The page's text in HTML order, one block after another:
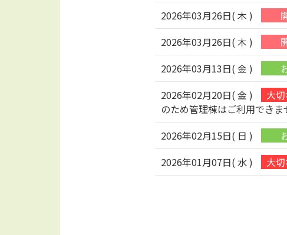
2026年03月26日( 木 )
2026年03月26日( 木 )
2026年03月13日( 金 )
2026年02月20日( 金 )
のため管理棟はご利用できま
2026年02月15日( 日 )
2026年01月07日( 水 )